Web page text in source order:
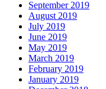
September 2019
August 2019
July 2019
June 2019
May 2019
March 2019
February 2019
January 2019